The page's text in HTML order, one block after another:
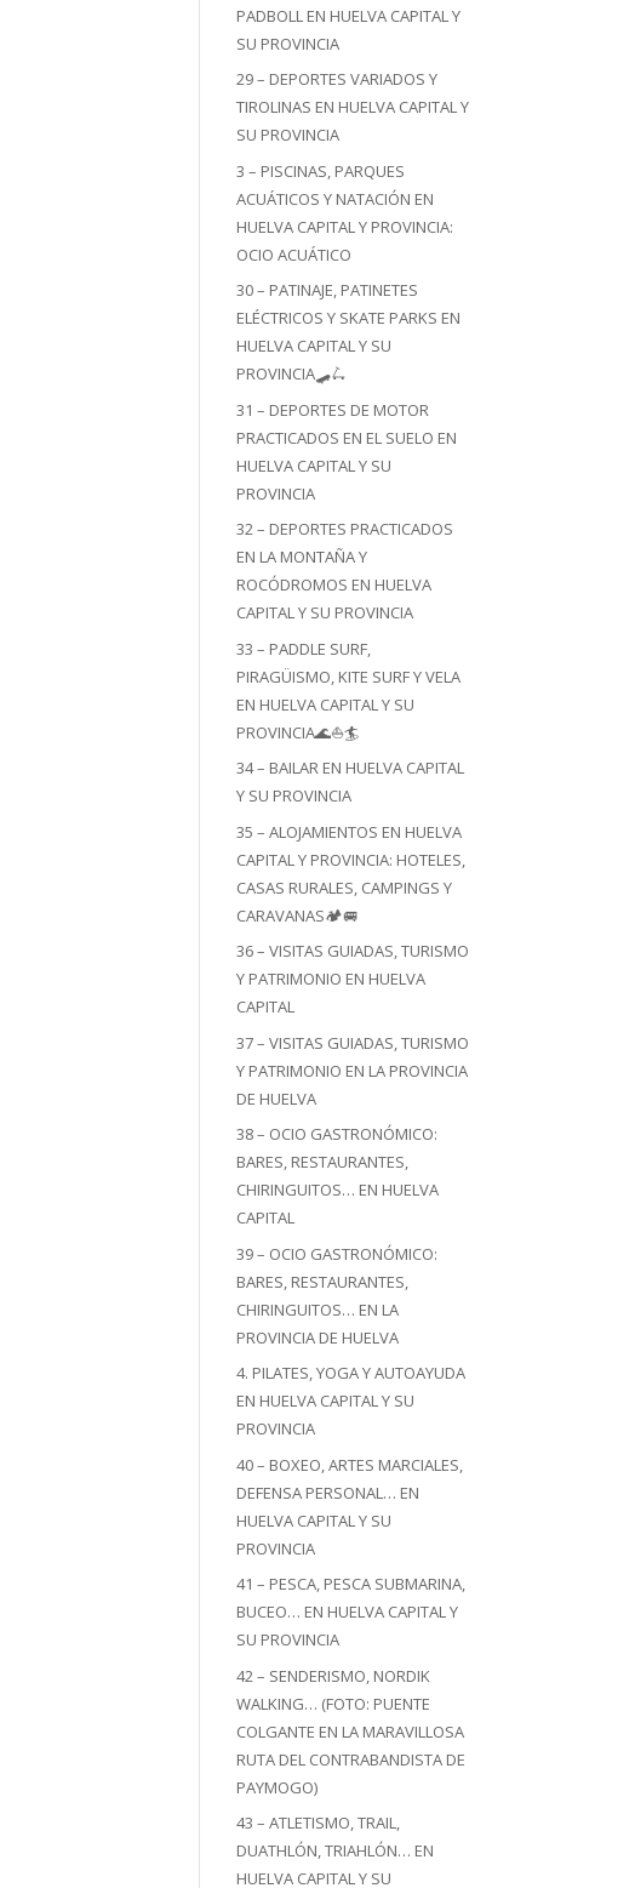
PADBOLL EN HUELVA CAPITAL Y
SU PROVINCIA
29 – DEPORTES VARIADOS Y
TIROLINAS EN HUELVA CAPITAL Y
SU PROVINCIA
3 – PISCINAS, PARQUES
ACUÁTICOS Y NATACIÓN EN
HUELVA CAPITAL Y PROVINCIA:
OCIO ACUÁTICO
30 – PATINAJE, PATINETES
ELÉCTRICOS Y SKATE PARKS EN
HUELVA CAPITAL Y SU
PROVINCIA🛹🛴
31 – DEPORTES DE MOTOR
PRACTICADOS EN EL SUELO EN
HUELVA CAPITAL Y SU
PROVINCIA
32 – DEPORTES PRACTICADOS
EN LA MONTAÑA Y
ROCÓDROMOS EN HUELVA
CAPITAL Y SU PROVINCIA
33 – PADDLE SURF,
PIRAGÜISMO, KITE SURF Y VELA
EN HUELVA CAPITAL Y SU
PROVINCIA🌊⛵🏄
34 – BAILAR EN HUELVA CAPITAL
Y SU PROVINCIA
35 – ALOJAMIENTOS EN HUELVA
CAPITAL Y PROVINCIA: HOTELES,
CASAS RURALES, CAMPINGS Y
CARAVANAS🏕️🚐
36 – VISITAS GUIADAS, TURISMO
Y PATRIMONIO EN HUELVA
CAPITAL
37 – VISITAS GUIADAS, TURISMO
Y PATRIMONIO EN LA PROVINCIA
DE HUELVA
38 – OCIO GASTRONÓMICO:
BARES, RESTAURANTES,
CHIRINGUITOS… EN HUELVA
CAPITAL
39 – OCIO GASTRONÓMICO:
BARES, RESTAURANTES,
CHIRINGUITOS… EN LA
PROVINCIA DE HUELVA
4. PILATES, YOGA Y AUTOAYUDA
EN HUELVA CAPITAL Y SU
PROVINCIA
40 – BOXEO, ARTES MARCIALES,
DEFENSA PERSONAL… EN
HUELVA CAPITAL Y SU
PROVINCIA
41 – PESCA, PESCA SUBMARINA,
BUCEO… EN HUELVA CAPITAL Y
SU PROVINCIA
42 – SENDERISMO, NORDIK
WALKING… (FOTO: PUENTE
COLGANTE EN LA MARAVILLOSA
RUTA DEL CONTRABANDISTA DE
PAYMOGO)
43 – ATLETISMO, TRAIL,
DUATHLÓN, TRIAHLÓN… EN
HUELVA CAPITAL Y SU